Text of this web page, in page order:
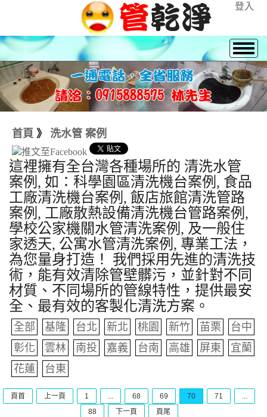
登入
首頁 》 洗水管 案例
這裡擁有全台灣各種場所的 清洗水管
案例, 如：科學園區清洗機台案例, 食品
工廠清洗機台案例, 飯店旅館清洗管路
案例, 工廠散熱設備清洗機台管路案例,
學校公家機關水管清洗案例, 及一般住
家透天, 公寓水管清洗案例, 專業工法，
為您量身打造！ 我們採用先進的清洗技
術，能有效清除管壁髒污，並針對不同
材質、不同場所的管線特性，提供最安
全、最有效的客製化清洗方案。
全部 基隆 台北 新北 桃園 新竹 苗栗
台中
彰化
雲林 南投 嘉義 台南 高雄 屏東
宜蘭
花蓮
台東
頁首 上一頁 1 ... 68 69 70 71
...
88
下一頁 頁尾